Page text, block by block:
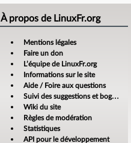
À propos de LinuxFr.org
Mentions légales
Faire un don
L’équipe de LinuxFr.org
Informations sur le site
Aide / Foire aux questions
Suivi des suggestions et bogues
Wiki du site
Règles de modération
Statistiques
API pour le développement